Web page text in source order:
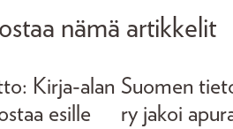
nämä artikkelit
Kirja-alan
esille
Suomen
ry jakoi